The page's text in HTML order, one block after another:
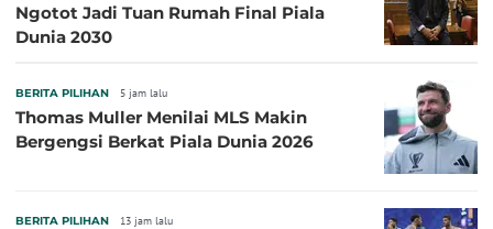
Ngotot Jadi Tuan Rumah Final Piala
Dunia 2030
BERITA PILIHAN 5 jam lalu
Thomas Muller Menilai MLS Makin
Bergengsi Berkat Piala Dunia 2026
BERITA PILIHAN 13 jam lalu